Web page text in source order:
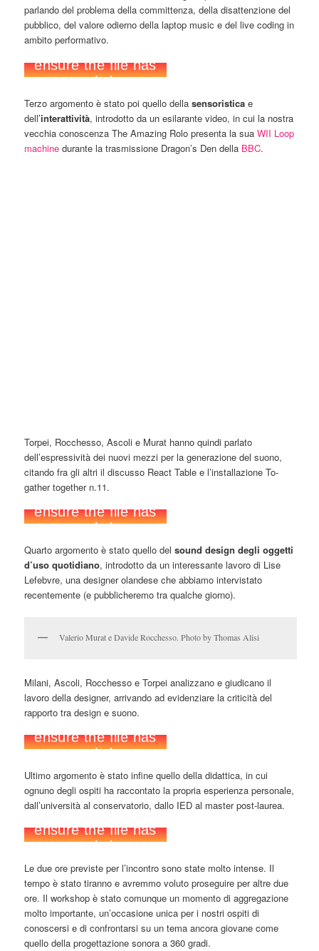
parlando del problema della committenza, della disattenzione del
pubblico, del valore odierno della laptop music e del live coding in
ambito performativo.
Terzo argomento è stato poi quello dellasensoristica e
dell’interattività, introdotto da un esilarante video, in cui la nostra
vecchia conoscenza The Amazing Rolo presenta la suaWII Loop
machine durante la trasmissione Dragon’s Den della BBC.
Torpei, Rocchesso, Ascoli e Murat hanno quindi parlato
dell’espressività dei nuovi mezzi per la generazione del suono,
citando fra gli altri il discusso React Table e l’installazione To-
gather together n.11.
Quarto argomento è stato quello delsound design degli oggetti
d’uso quotidiano, introdotto da un interessante lavoro di Lise
Lefebvre, una designer olandese che abbiamo intervistato
recentemente (e pubblicheremo tra qualche giorno).
Valerio Murat e Davide Rocchesso. Photo by Thomas Alisi
Milani, Ascoli, Rocchesso e Torpei analizzano e giudicano il
lavoro della designer, arrivando ad evidenziare la criticità del
rapporto tra design e suono.
Ultimo argomento è stato infine quello della didattica, in cui
ognuno degli ospiti ha raccontato la propria esperienza personale,
dall’università al conservatorio, dallo IED al master post-laurea.
Le due ore previste per l’incontro sono state molto intense. Il
tempo è stato tiranno e avremmo voluto proseguire per altre due
ore. Il workshop è stato comunque un momento di aggregazione
molto importante, un’occasione unica per i nostri ospiti di
conoscersi e di confrontarsi su un tema ancora giovane come
quello della progettazione sonora a 360 gradi.